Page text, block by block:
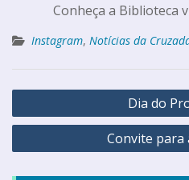
Conheça a Biblioteca
Instagram, Notícias da
Dia do
Convite para